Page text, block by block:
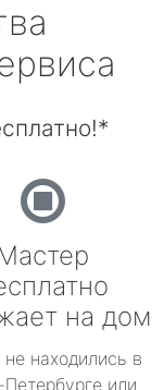
на дом
находились в
или